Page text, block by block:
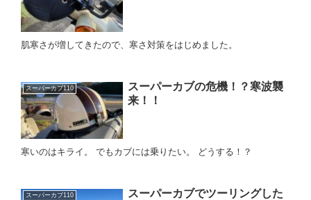
肌寒さが増してきたので、寒さ対策をはじめました。
スーパーカブ110
スーパーカブの危機！？寒波襲
来！！
寒いのはキライ。 でもカブには乗りたい。 どうする！？
スーパーカブ110
スーパーカブでツーリングした